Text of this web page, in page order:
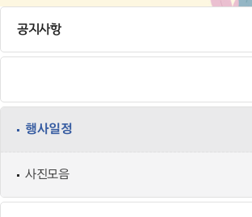
공지사항
행사일정
사진모음